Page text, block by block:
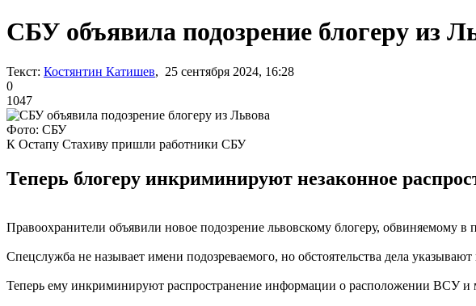
СБУ объявила подозрение блогеру из
Текст: Костянтин Катишев, 25 сентября 2024, 16:28
0
1047
Фото: СБУ
К Остапу Стахиву пришли работники СБУ
Теперь блогеру инкриминируют незаконное
Правоохранители объявили новое подозрение львовскому блогеру, обвиняемому в
Спецслужба не называет имени подозреваемого, но обстоятельства дела
Теперь ему инкриминируют распространение информации о расположении ВСУ и